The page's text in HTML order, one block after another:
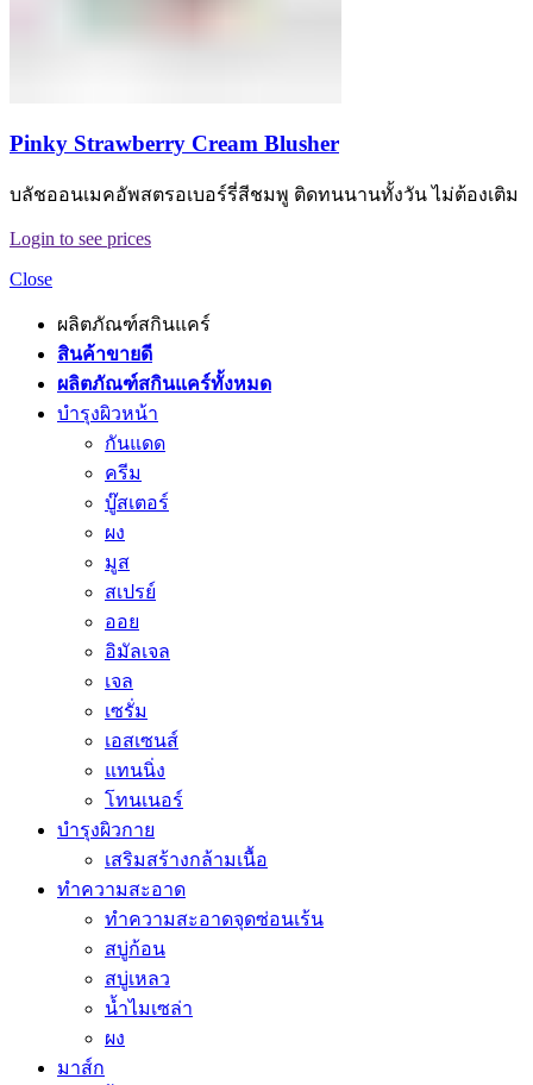
Pinky Strawberry Cream Blusher
บลัชออนเมคอัพสตรอเบอร์รี่สีชมพู ติดทนนานทั้งวัน ไม่ต้องเติม
Login to see prices
Close
ผลิตภัณฑ์สกินแคร์
สินค้าขายดี
ผลิตภัณฑ์สกินแคร์ทั้งหมด
บำรุงผิวหน้า
กันแดด
ครีม
บู๊สเตอร์
ผง
มูส
สเปรย์
ออย
อิมัลเจล
เจล
เซรั่ม
เอสเซนส์
แทนนิ่ง
โทนเนอร์
บำรุงผิวกาย
เสริมสร้างกล้ามเนื้อ
ทำความสะอาด
ทำความสะอาดจุดซ่อนเร้น
สบู่ก้อน
สบู่เหลว
น้ำไมเซล่า
ผง
มาส์ก